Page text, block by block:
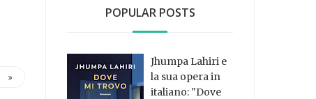
POPULAR POSTS
Jhumpa Lahiri e
la sua opera in
italiano: "Dove